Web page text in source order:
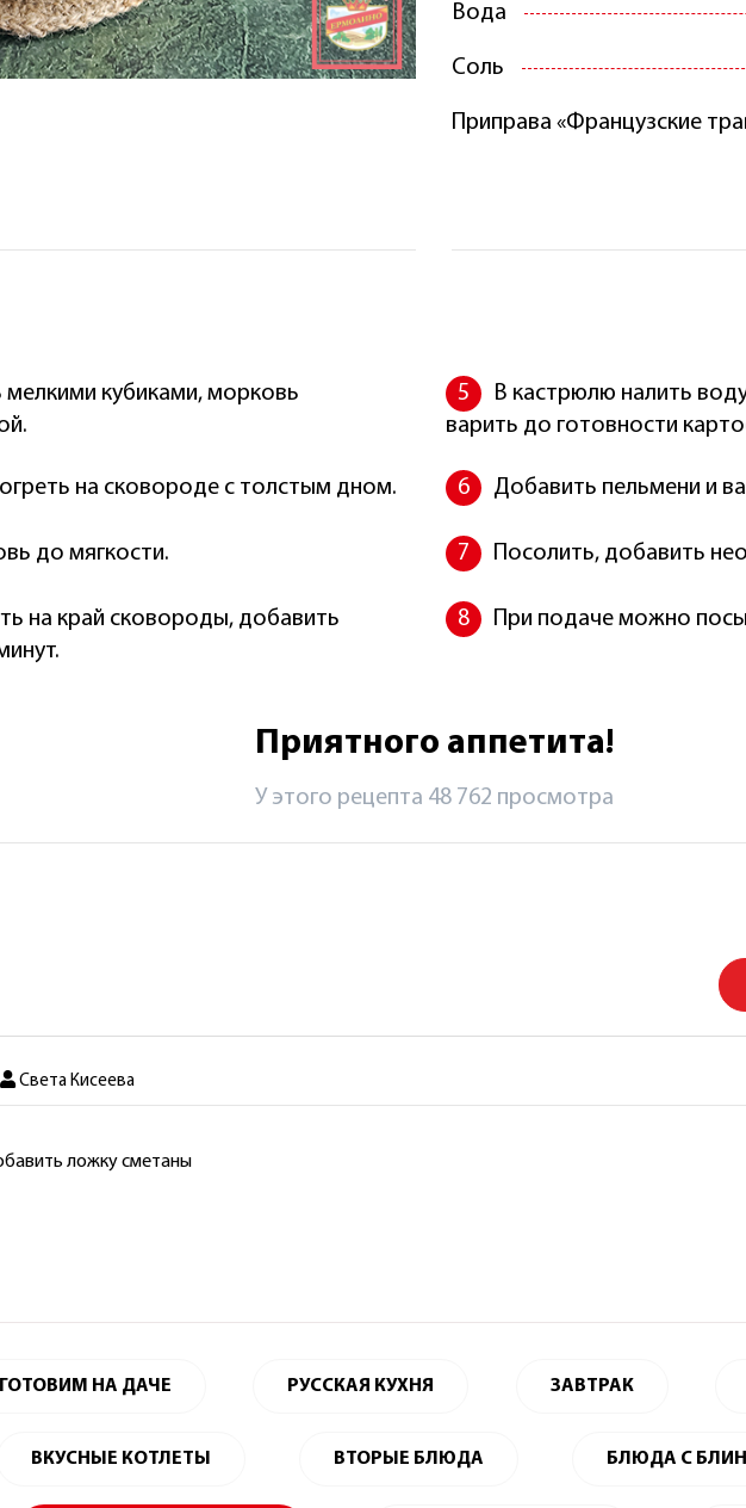
Вода
Соль
Приправа «Французские
мелкими кубиками, морковь
на сковороде с толстым дном.
до мягкости.
на край сковороды, добавить
В кастрюлю налить
варить до готовности
Добавить пельмени и
Посолить, добавить
При подаче можно
Приятного аппетита!
У этого рецепта 48 762 просмотрa
Света Кисеева
ложку сметаны
ГОТОВИМ НА ДАЧЕ РУССКАЯ КУХНЯ ЗАВТРАК
ВКУСНЫЕ КОТЛЕТЫ ВТОРЫЕ БЛЮДА БЛЮДА С